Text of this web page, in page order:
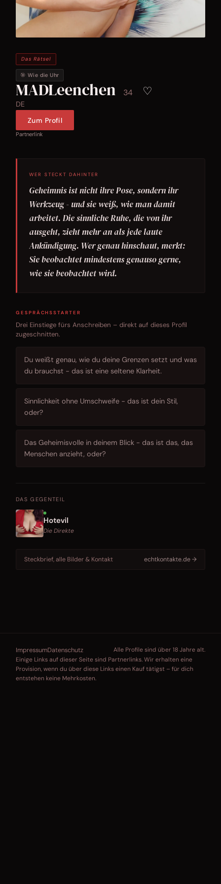
Das Rätsel
🎯 Wie die Uhr
MADLeenchen 34 ♡
DE
Zum Profil
Partnerlink
WER STECKT DAHINTER
Geheimnis ist nicht ihre Pose, sondern ihr
Werkzeug - und sie weiß, wie man damit
arbeitet. Die sinnliche Ruhe, die von ihr
ausgeht, zieht mehr an als jede laute
Ankündigung. Wer genau hinschaut, merkt:
Sie beobachtet mindestens genauso gerne,
wie sie beobachtet wird.
GESPRÄCHSSTARTER
Drei Einstiege fürs Anschreiben – direkt auf dieses Profil
zugeschnitten.
Du weißt genau, wie du deine Grenzen setzt und was
du brauchst - das ist eine seltene Klarheit.
Sinnlichkeit ohne Umschweife - das ist dein Stil,
oder?
Das Geheimisvolle in deinem Blick - das ist das, das
Menschen anzieht, oder?
DAS GEGENTEIL
Hotevil
Die Direkte
Steckbrief, alle Bilder & Kontakt echtkontakte.de →
ImpressumDatenschutz
Alle Profile sind über 18 Jahre alt.
Einige Links auf dieser Seite sind Partnerlinks. Wir erhalten eine
Provision, wenn du über diese Links einen Kauf tätigst – für dich
entstehen keine Mehrkosten.